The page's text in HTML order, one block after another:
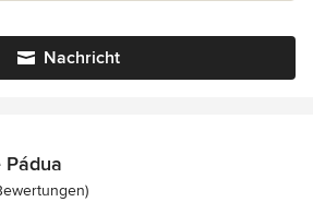
Nachricht
Pádua
4.8 von 5 Sternen